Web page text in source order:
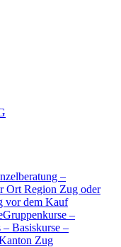
–
Ort Region Zug oder
vor dem Kauf
Gruppenkurse –
Basiskurse –
Zug